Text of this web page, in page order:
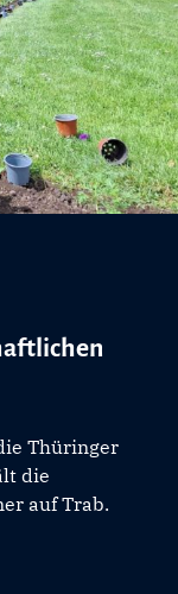
Thüringer
die
auf Trab.